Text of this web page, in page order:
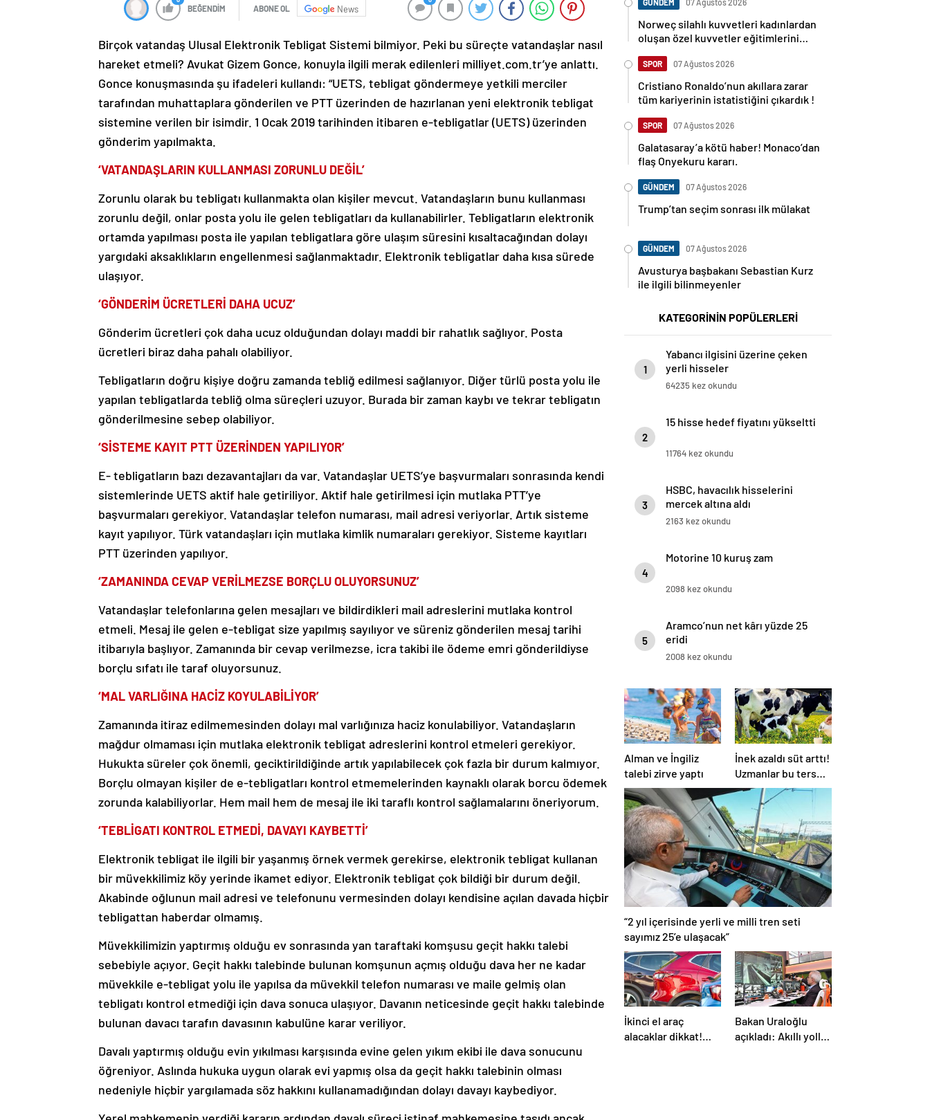
BEĞENDİM ABONE OL News
Birçok vatandaş Ulusal Elektronik Tebligat Sistemi bilmiyor. Peki bu süreçte vatandaşlar nasıl
hareket etmeli? Avukat Gizem Gonce, konuyla ilgili merak edilenleri milliyet.com.tr’ye anlattı.
Gonce konuşmasında şu ifadeleri kullandı: “UETS, tebligat göndermeye yetkili merciler
tarafından muhattaplara gönderilen ve PTT üzerinden de hazırlanan yeni elektronik tebligat
sistemine verilen bir isimdir. 1 Ocak 2019 tarihinden itibaren e-tebligatlar (UETS) üzerinden
gönderim yapılmakta.
‘VATANDAŞLARIN KULLANMASI ZORUNLU DEĞİL’
Zorunlu olarak bu tebligatı kullanmakta olan kişiler mevcut. Vatandaşların bunu kullanması
zorunlu değil, onlar posta yolu ile gelen tebligatları da kullanabilirler. Tebligatların elektronik
ortamda yapılması posta ile yapılan tebligatlara göre ulaşım süresini kısaltacağından dolayı
yargıdaki aksaklıkların engellenmesi sağlanmaktadır. Elektronik tebligatlar daha kısa sürede
ulaşıyor.
‘GÖNDERİM ÜCRETLERİ DAHA UCUZ’
Gönderim ücretleri çok daha ucuz olduğundan dolayı maddi bir rahatlık sağlıyor. Posta
ücretleri biraz daha pahalı olabiliyor.
Tebligatların doğru kişiye doğru zamanda tebliğ edilmesi sağlanıyor. Diğer türlü posta yolu ile
yapılan tebligatlarda tebliğ olma süreçleri uzuyor. Burada bir zaman kaybı ve tekrar tebligatın
gönderilmesine sebep olabiliyor.
‘SİSTEME KAYIT PTT ÜZERİNDEN YAPILIYOR’
E- tebligatların bazı dezavantajları da var. Vatandaşlar UETS’ye başvurmaları sonrasında kendi
sistemlerinde UETS aktif hale getiriliyor. Aktif hale getirilmesi için mutlaka PTT’ye
başvurmaları gerekiyor. Vatandaşlar telefon numarası, mail adresi veriyorlar. Artık sisteme
kayıt yapılıyor. Türk vatandaşları için mutlaka kimlik numaraları gerekiyor. Sisteme kayıtları
PTT üzerinden yapılıyor.
‘ZAMANINDA CEVAP VERİLMEZSE BORÇLU OLUYORSUNUZ’
Vatandaşlar telefonlarına gelen mesajları ve bildirdikleri mail adreslerini mutlaka kontrol
etmeli. Mesaj ile gelen e-tebligat size yapılmış sayılıyor ve süreniz gönderilen mesaj tarihi
itibarıyla başlıyor. Zamanında bir cevap verilmezse, icra takibi ile ödeme emri gönderildiyse
borçlu sıfatı ile taraf oluyorsunuz.
‘MAL VARLIĞINA HACİZ KOYULABİLİYOR’
Zamanında itiraz edilmemesinden dolayı mal varlığınıza haciz konulabiliyor. Vatandaşların
mağdur olmaması için mutlaka elektronik tebligat adreslerini kontrol etmeleri gerekiyor.
Hukukta süreler çok önemli, geciktirildiğinde artık yapılabilecek çok fazla bir durum kalmıyor.
Borçlu olmayan kişiler de e-tebligatları kontrol etmemelerinden kaynaklı olarak borcu ödemek
zorunda kalabiliyorlar. Hem mail hem de mesaj ile iki taraflı kontrol sağlamalarını öneriyorum.
‘TEBLİGATI KONTROL ETMEDİ, DAVAYI KAYBETTİ’
Elektronik tebligat ile ilgili bir yaşanmış örnek vermek gerekirse, elektronik tebligat kullanan
bir müvekkilimiz köy yerinde ikamet ediyor. Elektronik tebligat çok bildiği bir durum değil.
Akabinde oğlunun mail adresi ve telefonunu vermesinden dolayı kendisine açılan davada hiçbir
tebligattan haberdar olmamış.
Müvekkilimizin yaptırmış olduğu ev sonrasında yan taraftaki komşusu geçit hakkı talebi
sebebiyle açıyor. Geçit hakkı talebinde bulunan komşunun açmış olduğu dava her ne kadar
müvekkile e-tebligat yolu ile yapılsa da müvekkil telefon numarası ve maile gelmiş olan
tebligatı kontrol etmediği için dava sonuca ulaşıyor. Davanın neticesinde geçit hakkı talebinde
bulunan davacı tarafın davasının kabulüne karar veriliyor.
Davalı yaptırmış olduğu evin yıkılması karşısında evine gelen yıkım ekibi ile dava sonucunu
öğreniyor. Aslında hukuka uygun olarak evi yapmış olsa da geçit hakkı talebinin olması
nedeniyle hiçbir yargılamada söz hakkını kullanamadığından dolayı davayı kaybediyor.
GÜNDEM 07 Ağustos 2026
Norweç silahlı kuvvetleri kadınlardan
oluşan özel kuvvetler eğitimlerini
SPOR 07 Ağustos 2026
Cristiano Ronaldo’nun akıllara zarar
tüm kariyerinin istatistiğini çıkardık !
SPOR 07 Ağustos 2026
Galatasaray’a kötü haber! Monaco’dan
flaş Onyekuru kararı.
GÜNDEM 07 Ağustos 2026
Trump’tan seçim sonrası ilk mülakat
GÜNDEM 07 Ağustos 2026
Avusturya başbakanı Sebastian Kurz
ile ilgili bilinmeyenler
KATEGORİNİN POPÜLERLERİ
1
Yabancı ilgisini üzerine çeken
yerli hisseler
64235 kez okundu
2
15 hisse hedef fiyatını yükseltti
11764 kez okundu
3
HSBC, havacılık hisselerini
mercek altına aldı
2163 kez okundu
4
Motorine 10 kuruş zam
2098 kez okundu
5
Aramco’nun net kârı yüzde 25
eridi
2008 kez okundu
Alman ve İngiliz
talebi zirve yaptı
İnek azaldı süt arttı!
Uzmanlar bu ters
orantının sebebini
açıkladı
“2 yıl içerisinde yerli ve milli tren seti
sayımız 25’e ulaşacak”
İkinci el araç
alacaklar dikkat!
Bakan Uraloğlu
açıkladı: Akıllı yollar